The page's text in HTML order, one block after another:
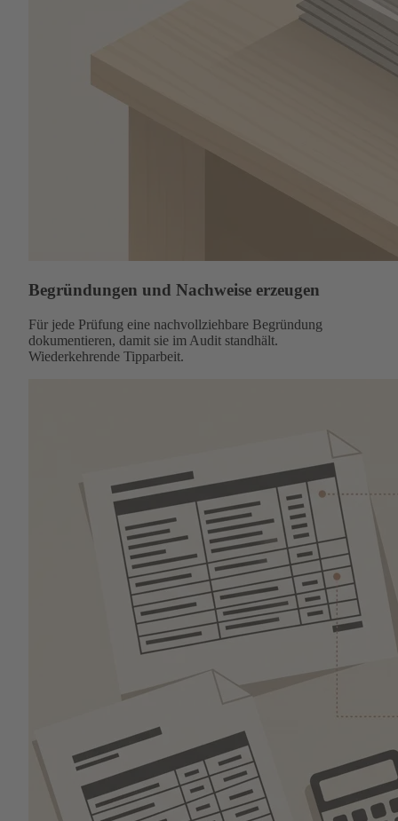
Begründungen und Nachweise erzeugen
Für jede Prüfung eine nachvollziehbare Begründung
dokumentieren, damit sie im Audit standhält.
Wiederkehrende Tipparbeit.